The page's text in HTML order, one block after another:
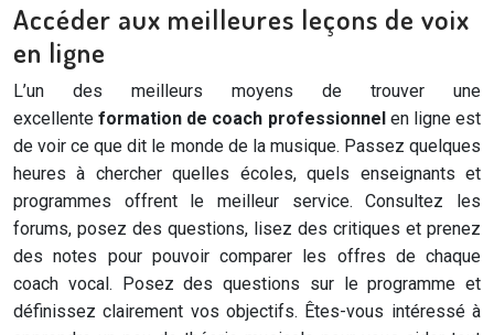
Accéder aux meilleures leçons de voix
en ligne
L’un des meilleurs moyens de trouver une
excellenteformation de coach professionnelen ligne est
de voir ce que dit le monde de la musique. Passez quelques
heures à chercher quelles écoles, quels enseignants et
programmes offrent le meilleur service. Consultez les
forums, posez des questions, lisez des critiques et prenez
des notes pour pouvoir comparer les offres de chaque
coach vocal. Posez des questions sur le programme et
définissez clairement vos objectifs. Êtes-vous intéressé à